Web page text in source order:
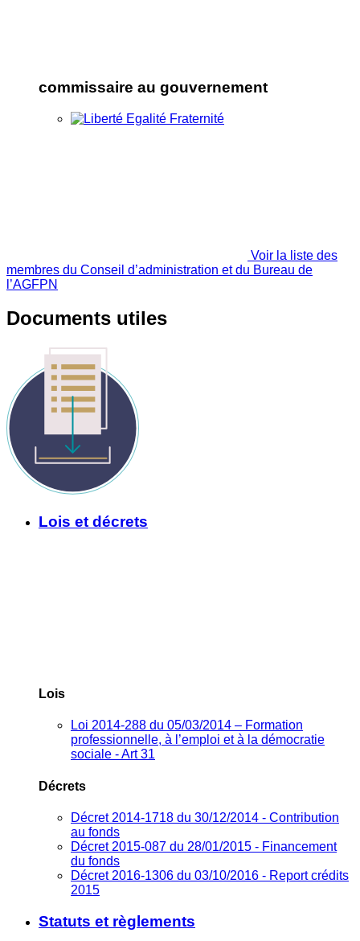
commissaire au gouvernement
Voir la liste des
membres du Conseil d’administration et du Bureau de
l’AGFPN
Documents utiles
Lois et décrets
Lois
Loi 2014-288 du 05/03/2014 – Formation
professionnelle, à l’emploi et à la démocratie
sociale - Art 31
Décrets
Décret 2014-1718 du 30/12/2014 - Contribution
au fonds
Décret 2015-087 du 28/01/2015 - Financement
du fonds
Décret 2016-1306 du 03/10/2016 - Report crédits
2015
Statuts et règlements